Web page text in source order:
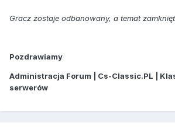
Gracz zostaje odbanowany, a temat
Pozdrawiamy
Administracja Forum | Cs-Classic.PL |
serwerów